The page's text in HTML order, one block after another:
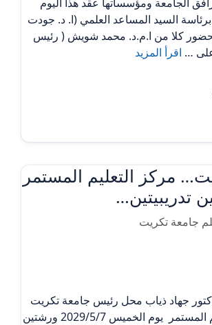
برئاسة السيد المساعد العلمي (ا. د. جودت
كلا من ا.م.د. محمد شويش ( رئيس
… اقرأ المزيد
مركز التعليم المستمر
تدريبيتين…
جامعة تكريت
جهاد ذياب محل رئيس جامعة تكريت
اقام مركز التعليم المستمر يوم الخميس 2029/5/7 ورشتين